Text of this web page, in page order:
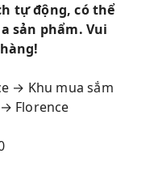
tự động, có thể
sản phẩm. Vui
→ Khu mua sắm
Florence